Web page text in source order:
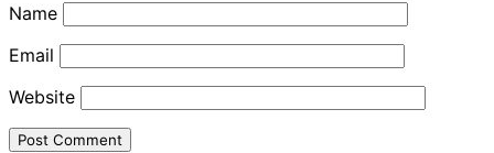
Name
Email
Website